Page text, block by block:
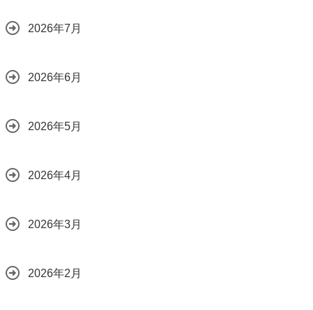
2026年7月
2026年6月
2026年5月
2026年4月
2026年3月
2026年2月